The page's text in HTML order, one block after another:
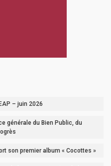
– juin 2026
générale du Bien Public, du
son premier album « Cocottes »